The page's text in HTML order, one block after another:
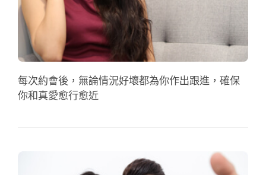
每次約會後，無論情況好壞都為你作出跟進，確保
你和真愛愈行愈近